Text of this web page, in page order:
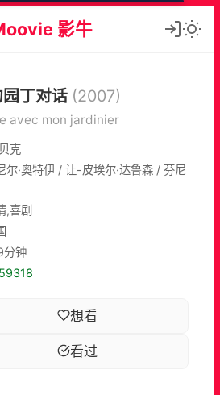
影牛
丁对话 (2007)
avec mon jardinier
克
尔·奥特伊 / 让-皮埃尔·达鲁森 / 芬尼
,喜剧
分钟
想看
看过